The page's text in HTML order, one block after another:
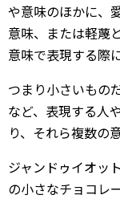
や意味のほかに、
意味、または軽蔑
意味で表現する際
つまり小さいもの
など、表現する人
り、それら複数の
ジャンドゥイオッ
の小さなチョコレ